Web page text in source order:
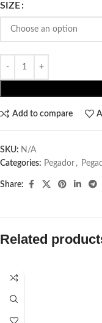
SIZE
Add to compare
SKU: N/A
Categories: Pegador​ ,
Share:
Related